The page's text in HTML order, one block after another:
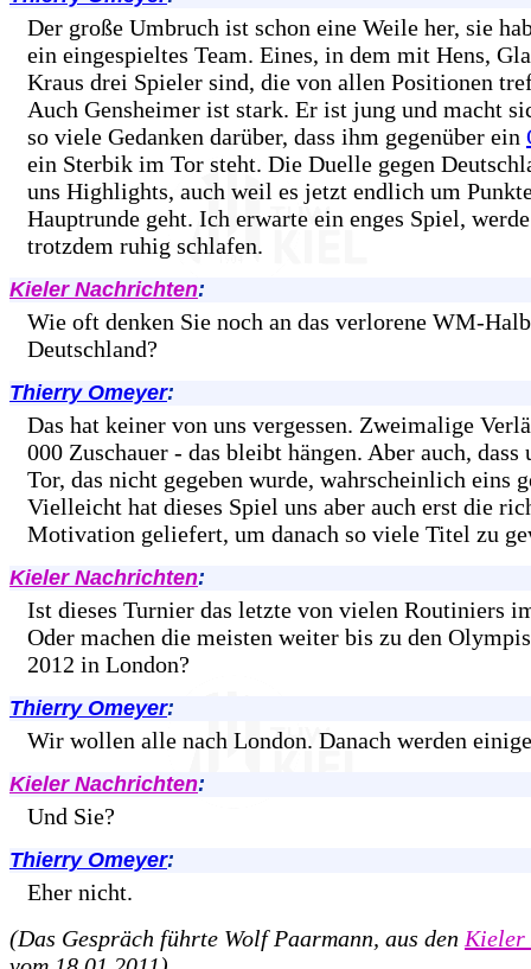
Der große Umbruch ist schon eine Weile her, sie
ein eingespieltes Team. Eines, in dem mit Hens,
Kraus drei Spieler sind, die von allen Positionen
Auch Gensheimer ist stark. Er ist jung und macht
so viele Gedanken darüber, dass ihm gegenüber ein
ein Sterbik im Tor steht. Die Duelle gegen
uns Highlights, auch weil es jetzt endlich um
Hauptrunde geht. Ich erwarte ein enges Spiel,
trotzdem ruhig schlafen.
Kieler Nachrichten:
Wie oft denken Sie noch an das verlorene WM-
Deutschland?
Thierry Omeyer:
Das hat keiner von uns vergessen. Zweimalige
000 Zuschauer - das bleibt hängen. Aber auch, dass
Tor, das nicht gegeben wurde, wahrscheinlich eins
Vielleicht hat dieses Spiel uns aber auch erst die
Motivation geliefert, um danach so viele Titel zu
Kieler Nachrichten:
Ist dieses Turnier das letzte von vielen Routiniers
Oder machen die meisten weiter bis zu den
2012 in London?
Thierry Omeyer:
Wir wollen alle nach London. Danach werden
Kieler Nachrichten:
Und Sie?
Thierry Omeyer:
Eher nicht.
(Das Gespräch führte Wolf Paarmann, aus den Kieler